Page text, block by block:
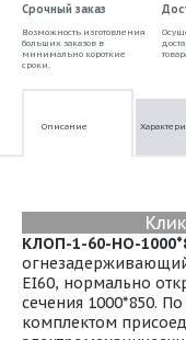
Срочный заказ
Возможность изготовления
больших заказов в
минимально короткие
сроки.
Описание
КЛОП-1-60-НО-
EI60, нормально
сечения 1000*850.
комплектом